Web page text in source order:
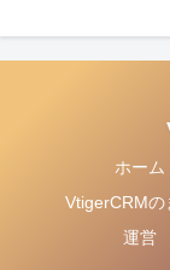
ホーム
VtigerCRMの
運営